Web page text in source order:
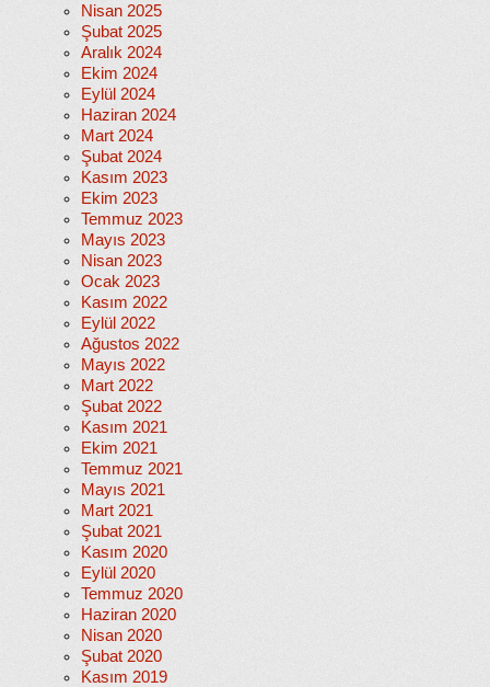
Nisan 2025
Şubat 2025
Aralık 2024
Ekim 2024
Eylül 2024
Haziran 2024
Mart 2024
Şubat 2024
Kasım 2023
Ekim 2023
Temmuz 2023
Mayıs 2023
Nisan 2023
Ocak 2023
Kasım 2022
Eylül 2022
Ağustos 2022
Mayıs 2022
Mart 2022
Şubat 2022
Kasım 2021
Ekim 2021
Temmuz 2021
Mayıs 2021
Mart 2021
Şubat 2021
Kasım 2020
Eylül 2020
Temmuz 2020
Haziran 2020
Nisan 2020
Şubat 2020
Kasım 2019